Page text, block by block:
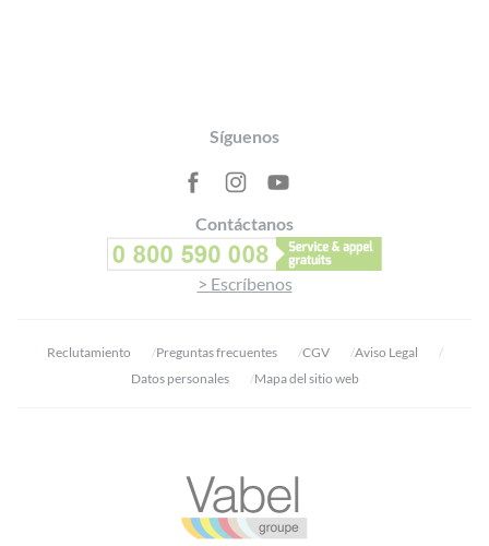
Síguenos
Contáctanos
> Escríbenos
Reclutamiento Preguntas frecuentes CGV
Aviso Legal
Datos personales
Mapa del sitio web